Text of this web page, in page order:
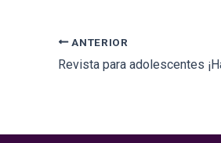
ANTERIOR